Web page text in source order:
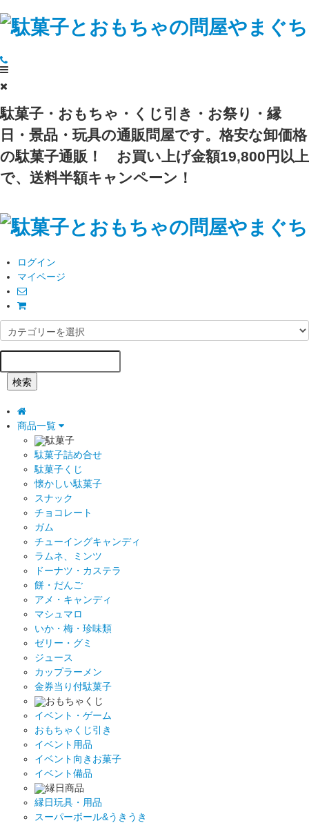
駄菓子・おもちゃ・くじ引き・お祭り・縁
日・景品・玩具の通販問屋です。格安な卸価格
の駄菓子通販！
お買い上げ金額19,800円以上
で、送料半額キャンペーン！
ログイン
マイページ
検索
商品一覧
駄菓子
駄菓子詰め合せ
駄菓子くじ
懐かしい駄菓子
スナック
チョコレート
ガム
チューイングキャンディ
ラムネ、ミンツ
ドーナツ・カステラ
餅・だんご
アメ・キャンディ
マシュマロ
いか・梅・珍味類
ゼリー・グミ
ジュース
カップラーメン
金券当り付駄菓子
おもちゃくじ
イベント・ゲーム
おもちゃくじ引き
イベント用品
イベント向きお菓子
イベント備品
縁日商品
縁日玩具・用品
スーパーボール&うきうき